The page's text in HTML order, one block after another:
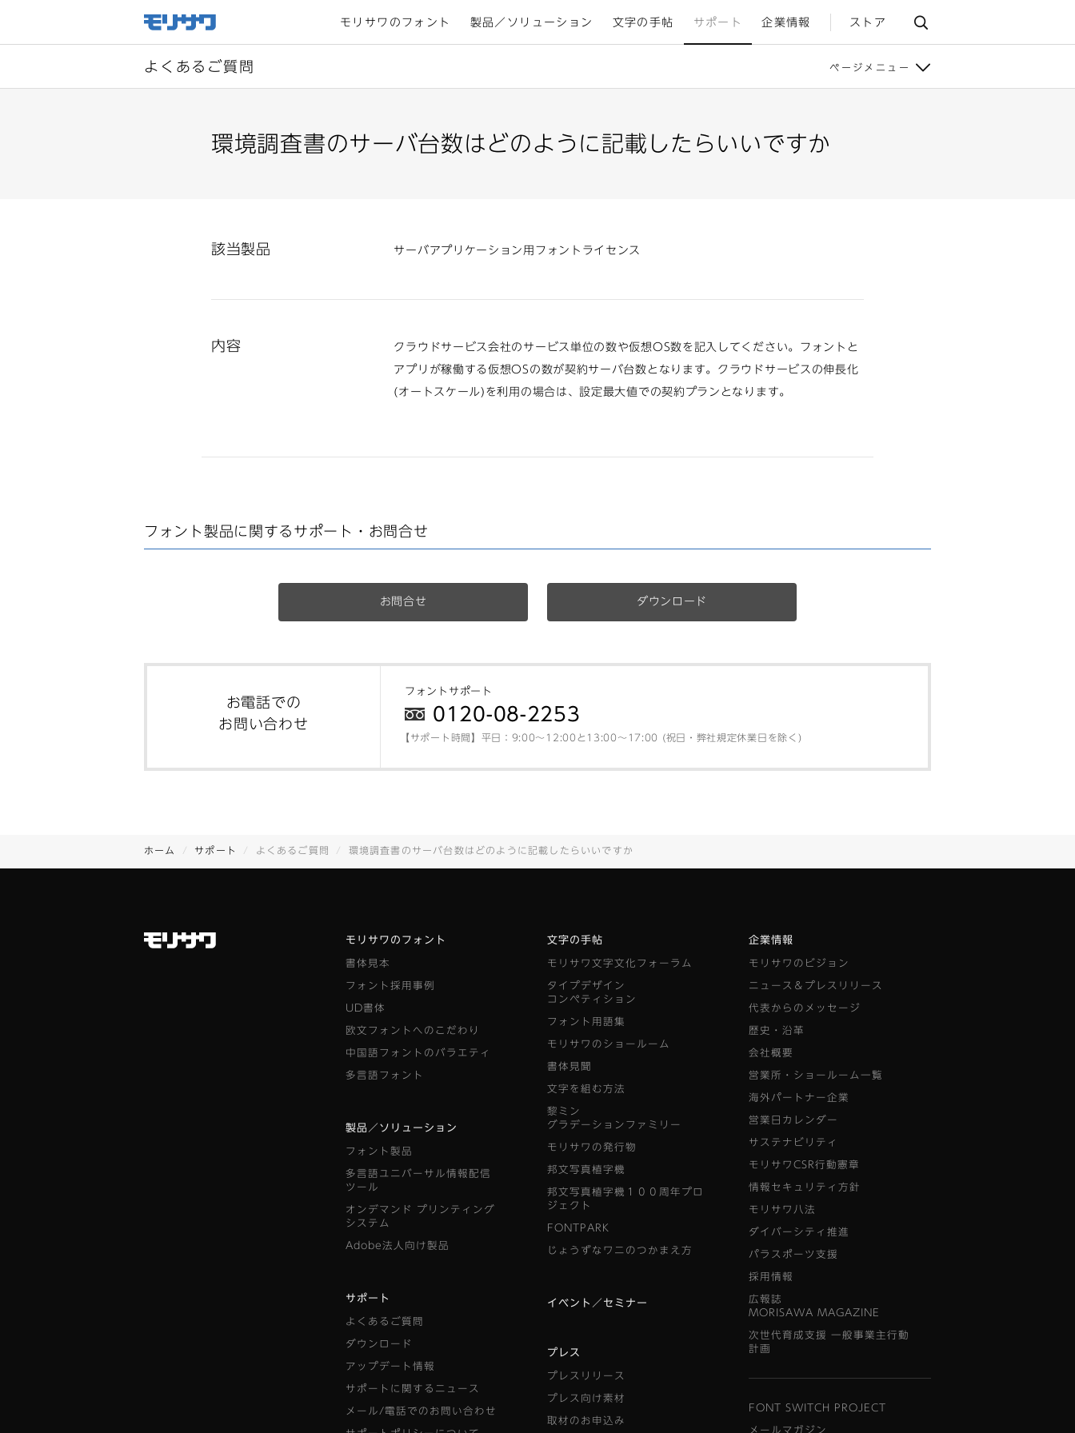
モリサワのフォント 製品／ソリューション 文字の手帖 サポート 企業情報 ストア
よくあるご質問 ページメニュー
環境調査書のサーバ台数はどのように記載したらいいですか
該当製品 サーバアプリケーション用フォントライセンス
内容
クラウドサービス会社のサービス単位の数や仮想OS数を記入してください。フォントと
アプリが稼働する仮想OSの数が契約サーバ台数となります。クラウドサービスの伸長化
(オートスケール)を利用の場合は、設定最大値での契約プランとなります。
フォント製品に関する サポート・お問合せ
お問合せ ダウンロード
お電話での
お問い合わせ
フォントサポート
0120-08-2253
【サポート時間】平日：9:00～12:00と13:00～17:00 (祝日・弊社規定休業日を除く)
ホーム サポート よくあるご質問 環境調査書のサーバ台数はどのように記載したらいいですか
モリサワのフォント
書体見本
フォント採用事例
UD書体
欧文フォントへのこだわり
中国語フォントのバラエティ
多言語フォント
製品／ソリューション
フォント製品
多言語ユニバーサル情報配信
ツール
オンデマンド プリンティング
システム
Adobe法人向け製品
サポート
よくあるご質問
ダウンロード
アップデート情報
サポートに関するニュース
メール/電話でのお問い合わせ
文字の手帖
モリサワ文字文化フォーラム
タイプデザイン
コンペティション
フォント用語集
モリサワのショールーム
書体見聞
文字を組む方法
黎ミン
グラデーションファミリー
モリサワの発行物
邦文写真植字機
邦文写真植字機１００周年プロ
ジェクト
FONTPARK
じょうずなワニのつかまえ方
イベント／セミナー
プレス
プレスリリース
プレス向け素材
取材のお申込み
企業情報
モリサワのビジョン
ニュース＆プレスリリース
代表からのメッセージ
歴史・沿革
会社概要
営業所・ショールーム一覧
海外パートナー企業
営業日カレンダー
サステナビリティ
モリサワCSR行動憲章
情報セキュリティ方針
モリサワ八法
ダイバーシティ推進
パラスポーツ支援
採用情報
広報誌
MORISAWA MAGAZINE
次世代育成支援 一般事業主行動
計画
FONT SWITCH PROJECT
メールマガジン